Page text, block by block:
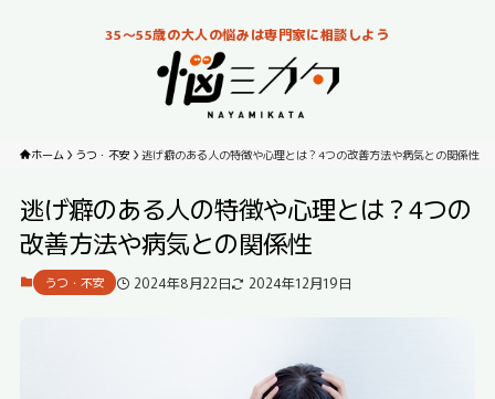
35～55歳の大人の悩みは専門家に相談しよう
ホーム うつ・不安 逃げ癖のある人の特徴や心理とは？4つの改善方法や病気との関係性
逃げ癖のある人の特徴や心理とは？4つの
改善方法や病気との関係性
うつ・不安 2024年8月22日 2024年12月19日